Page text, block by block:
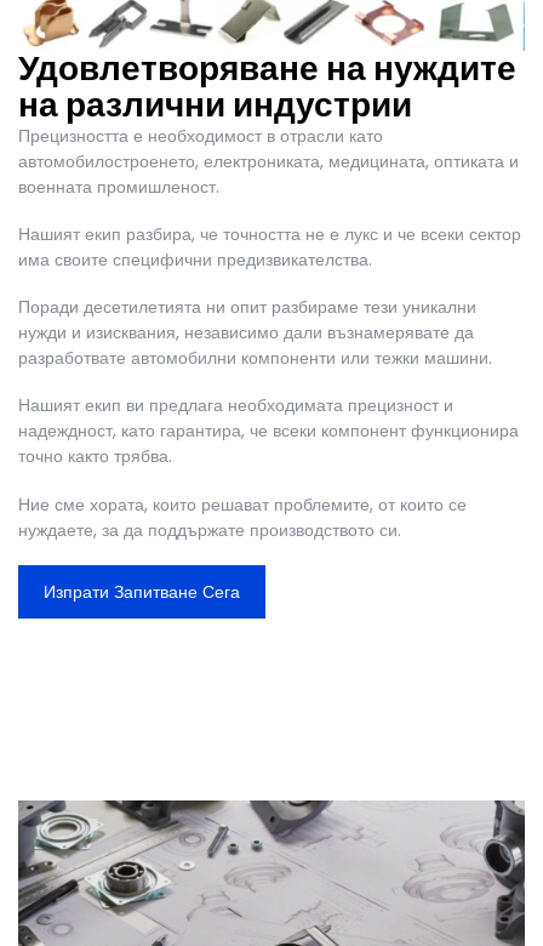
Удовлетворяване на нуждите
на различни индустрии
Прецизността е необходимост в отрасли като
автомобилостроенето, електрониката, медицината, оптиката и
военната промишленост.
Нашият екип разбира, че точността не е лукс и че всеки сектор
има своите специфични предизвикателства.
Поради десетилетията ни опит разбираме тези уникални
нужди и изисквания, независимо дали възнамерявате да
разработвате автомобилни компоненти или тежки машини.
Нашият екип ви предлага необходимата прецизност и
надеждност, като гарантира, че всеки компонент функционира
точно както трябва.
Ние сме хората, които решават проблемите, от които се
нуждаете, за да поддържате производството си.
Изпрати Запитване Сега